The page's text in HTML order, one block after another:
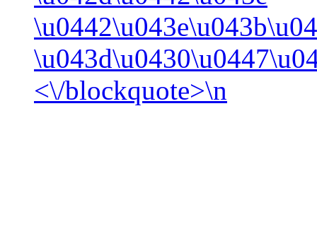
<\/blockquote>\n